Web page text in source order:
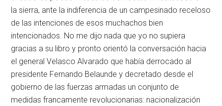
la sierra, ante la indiferencia de un campesinado receloso
de las intenciones de esos muchachos bien
intencionados. No me dijo nada que yo no supiera
gracias a su libro y pronto orientó la conversación hacia
el general Velasco Alvarado que había derrocado al
presidente Fernando Belaunde y decretado desde el
gobierno de las fuerzas armadas un conjunto de
medidas francamente revolucionarias: nacionalización